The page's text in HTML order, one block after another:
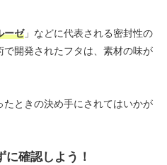
ーゼ」などに代表される密封性の
開発されたフタは、素材の味が
ときの決め手にされてはいかが
に確認しよう！